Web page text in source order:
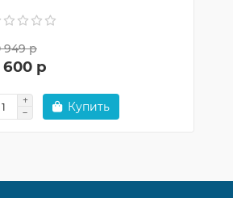
949 р
600 р
Купить